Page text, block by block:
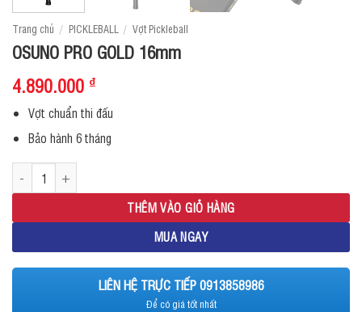
Trang chủ / PICKLEBALL / Vợt Pickleball
OSUNO PRO GOLD 16mm
4.890.000 ₫
Vợt chuẩn thi đấu
Bảo hành 6 tháng
THÊM VÀO GIỎ HÀNG
MUA NGAY
LIÊN HỆ TRỰC TIẾP 0913858986
Để có giá tốt nhất